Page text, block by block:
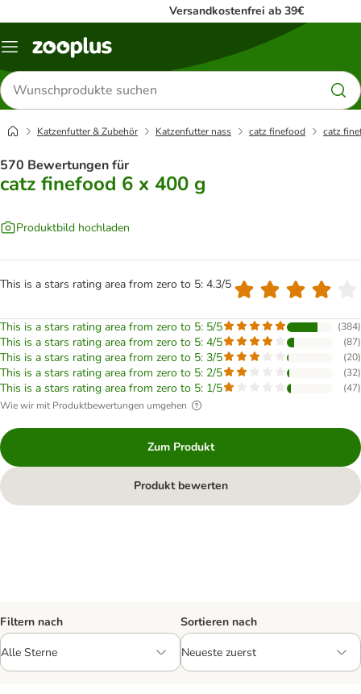
Versandkostenfrei ab 39€
Menü
Produkte
suchen
Katzenfutter & Zubehör Katzenfutter nass catz finefood catz
570 Bewertungen für
catz finefood 6 x 400 g
Produktbild hochladen
This is a stars rating area from zero to 5: 4.3/5
This is a stars rating area from zero to 5: 5/5 (384)
This is a stars rating area from zero to 5: 4/5 (87)
This is a stars rating area from zero to 5: 3/5 (20)
This is a stars rating area from zero to 5: 2/5 (32)
This is a stars rating area from zero to 5: 1/5 (47)
Wie wir mit Produktbewertungen umgehen
Zum Produkt
Produkt bewerten
Filtern nach Sortieren nach